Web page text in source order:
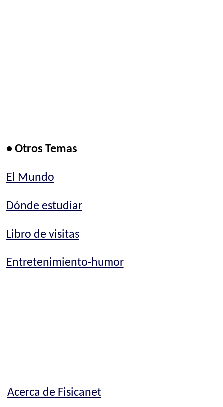
• Otros Temas
El Mundo
Dónde estudiar
Libro de visitas
Entretenimiento-humor
Acerca de Fisicanet